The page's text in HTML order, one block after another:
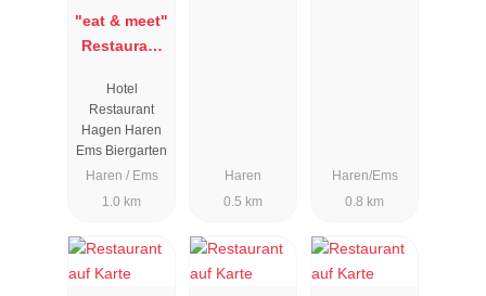
"eat & meet"
Restaurant
Outdoorrest
Hotel
Restaurant
Hagen Haren
Ems Biergarten
Haren / Ems
1.0 km
Haren
0.5 km
Haren/Ems
0.8 km